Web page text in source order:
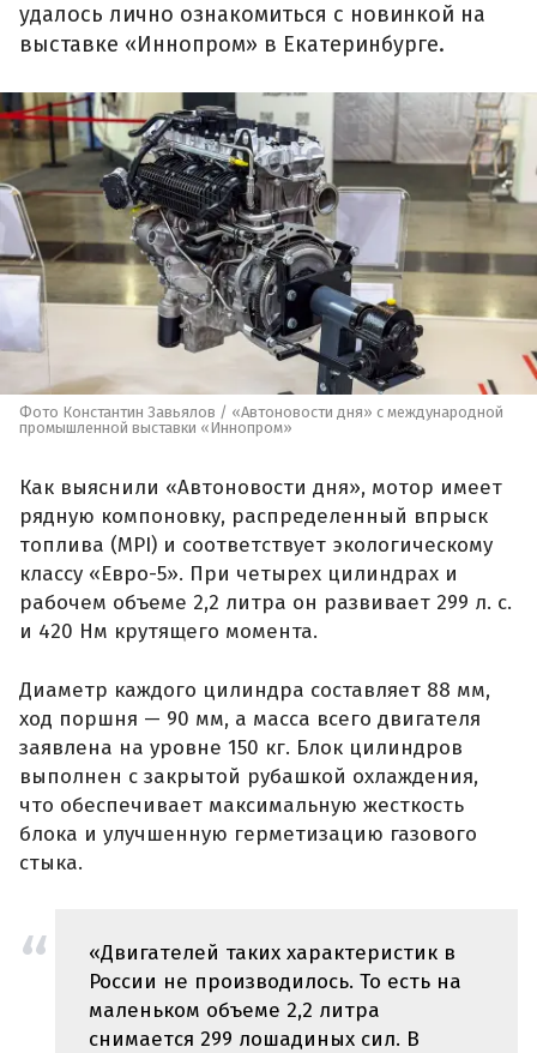
удалось лично ознакомиться с новинкой на
выставке «Иннопром» в Екатеринбурге.
Фото Константин Завьялов / «Автоновости дня» с международной
промышленной выставки «Иннопром»
Как выяснили «Автоновости дня», мотор имеет
рядную компоновку, распределенный впрыск
топлива (MPI) и соответствует экологическому
классу «Евро-5». При четырех цилиндрах и
рабочем объеме 2,2 литра он развивает 299 л. с.
и 420 Нм крутящего момента.
Диаметр каждого цилиндра составляет 88 мм,
ход поршня — 90 мм, а масса всего двигателя
заявлена на уровне 150 кг. Блок цилиндров
выполнен с закрытой рубашкой охлаждения,
что обеспечивает максимальную жесткость
блока и улучшенную герметизацию газового
стыка.
«Двигателей таких характеристик в
России не производилось. То есть на
маленьком объеме 2,2 литра
снимается 299 лошадиных сил. В